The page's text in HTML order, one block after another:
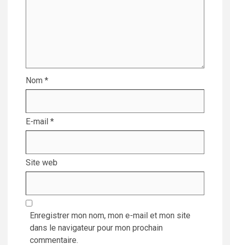
Nom *
E-mail *
Site web
Enregistrer mon nom, mon e-mail et mon site
dans le navigateur pour mon prochain
commentaire.